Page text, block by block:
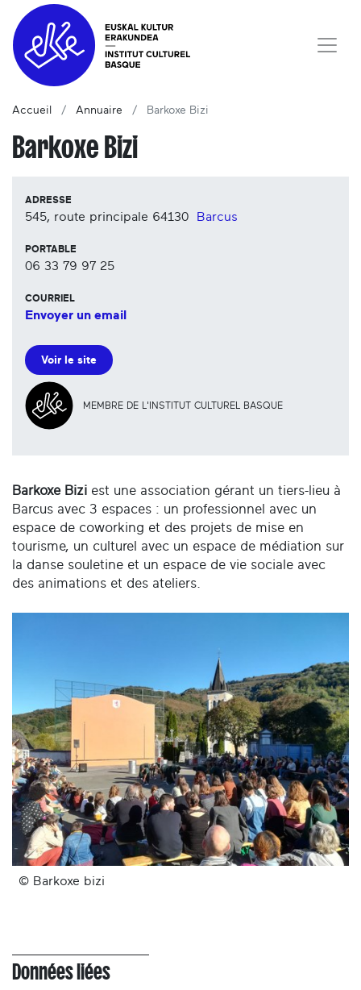
Accueil Annuaire Barkoxe Bizi
Barkoxe Bizi
ADRESSE
545, route principale 64130 Barcus
PORTABLE
06 33 79 97 25
COURRIEL
Envoyer un email
Voir le site
MEMBRE DE L'INSTITUT CULTUREL BASQUE
Barkoxe Bizi est une association gérant un tiers-lieu à
Barcus avec 3 espaces : un professionnel avec un
espace de coworking et des projets de mise en
tourisme, un culturel avec un espace de médiation sur
la danse souletine et un espace de vie sociale avec
des animations et des ateliers.
© Barkoxe bizi
Données liées